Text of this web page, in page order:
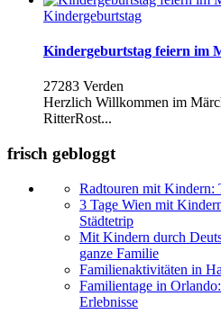
Kindergeburtstag
Kindergeburtstag feiern im
27283 Verden
Herzlich Willkommen im
RitterRost...
frisch gebloggt
Radtouren mit Kindern:
3 Tage Wien mit
Städtetrip
Mit Kindern durch
ganze Familie
Familienaktivitäten in
Familientage in
Erlebnisse